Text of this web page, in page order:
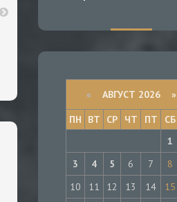
« АВГУСТ 2026 »
ПН
ВТ СР ЧТ ПТ СБ
1
3
4 5 6 7 8
10
11 12 13 14 15